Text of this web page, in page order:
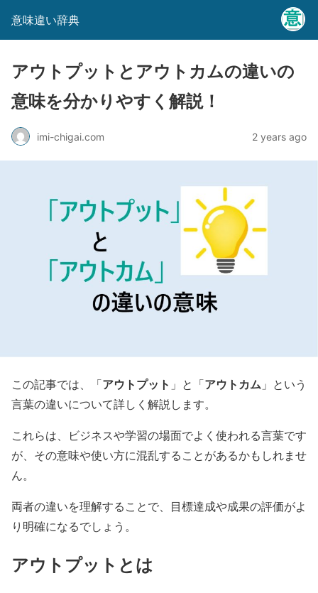
意味違い辞典
アウトプットとアウトカムの違いの
意味を分かりやすく解説！
imi-chigai.com 2 years ago
この記事では、「アウトプット 」と「アウトカム 」という
言葉の違いについて詳しく解説します。
これらは、ビジネスや学習の場面でよく使われる言葉です
が、その意味や使い方に混乱することがあるかもしれませ
ん。
両者の違いを理解することで、目標達成や成果の評価がよ
り明確になるでしょう。
アウトプット とは